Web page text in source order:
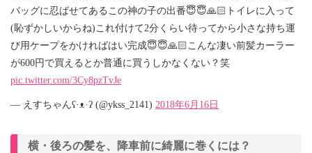
バッグに忍ばせてあるこの神の子の出番😇😇🙏🏻トイレに入って
(恥ずかしいからね)これ付けて2分くらい待ってから小さな持ち運
び用ケープをかければはい完成😇😇🙏🏻こんな凄い前髪カーラー
が600円で買えるとか普通に買うしかなくない？笑
pic.twitter.com/3Cy8pzTvJe
— えすちゃんʕ·ᴥ·ʔ (@ykss_2141) 2018年6月16日
横・後ろの髪を、降車前に綺麗に巻くには？